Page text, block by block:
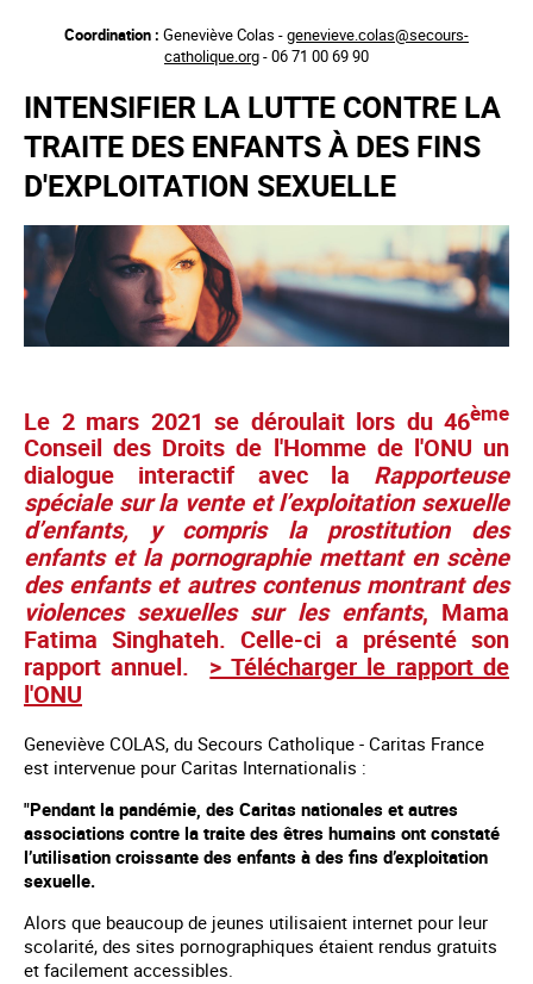
principal
Coordination : Geneviève Colas -genevieve.colas@secours-
catholique.org- 06 71 00 69 90
INTENSIFIER LA LUTTE CONTRE LA
TRAITE DES ENFANTS À DES FINS
D'EXPLOITATION SEXUELLE
Le 2 mars 2021 se déroulait lors du 46ème
Conseil des Droits de l'Homme de l'ONU un
dialogue interactif avec la Rapporteuse
spéciale sur la vente et l’exploitation sexuelle
d’enfants, y compris la prostitution des
enfants et la pornographie mettant en scène
des enfants et autres contenus montrant des
violences sexuelles sur les enfants, Mama
Fatima Singhateh. Celle-ci a présenté son
rapport annuel. > Télécharger le rapport de
l'ONU
Geneviève COLAS, du Secours Catholique - Caritas France
est intervenue pour Caritas Internationalis :
"Pendant la pandémie, des Caritas nationales et autres
associations contre la traite des êtres humains ont constaté
l’utilisation croissante des enfants à des fins d’exploitation
sexuelle.
Alors que beaucoup de jeunes utilisaient internet pour leur
scolarité, des sites pornographiques étaient rendus gratuits
et facilement accessibles.